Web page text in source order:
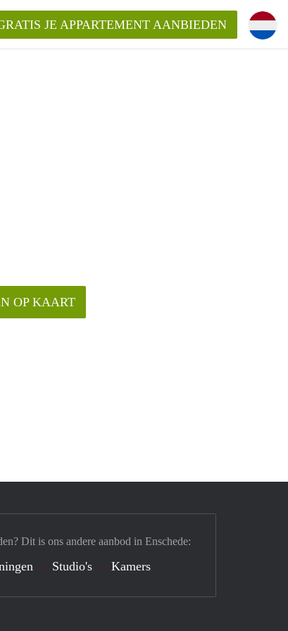
JE APPARTEMENT AANBIEDEN
OP KAART
Dit is ons andere aanbod in Enschede:
Studio's Kamers